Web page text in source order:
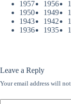
1957
1956
1950
1949
1943
1942
1936
1935
Leave a Reply
Your email address will